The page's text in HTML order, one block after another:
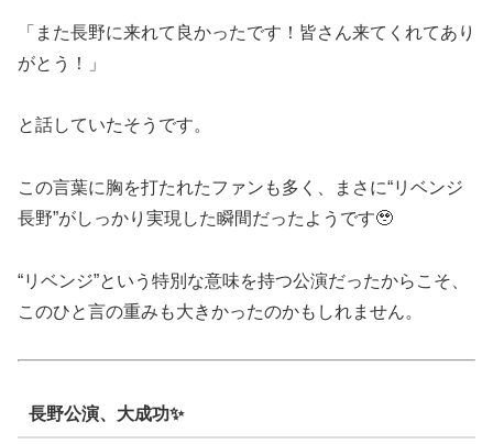
「また長野に来れて良かったです！皆さん来てくれてあり
がとう！」
と話していたそうです。
この言葉に胸を打たれたファンも多く、まさに“リベンジ
長野”がしっかり実現した瞬間だったようです🥹
“リベンジ”という特別な意味を持つ公演だったからこそ、
このひと言の重みも大きかったのかもしれません。
長野公演、大成功✨